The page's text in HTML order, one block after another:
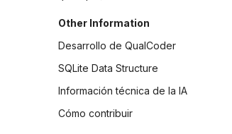
Other Information
Desarrollo de QualCoder
SQLite Data Structure
Información técnica de la IA
Cómo contribuir